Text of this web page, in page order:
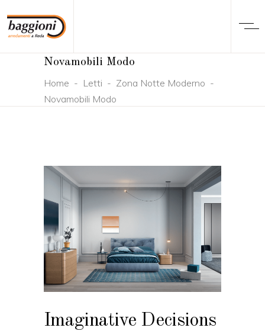
Novamobili Modo
Home - Letti - Zona Notte Moderno -
Novamobili Modo
Imaginative Decisions